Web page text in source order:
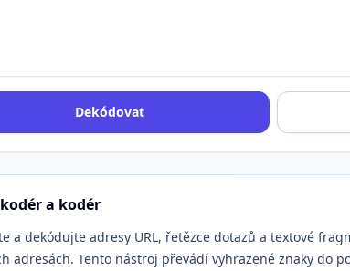
Dekódovat
a kodér
a dekódujte adresy URL, řetězce dotazů a textové
adresách. Tento nástroj převádí vyhrazené znaky do